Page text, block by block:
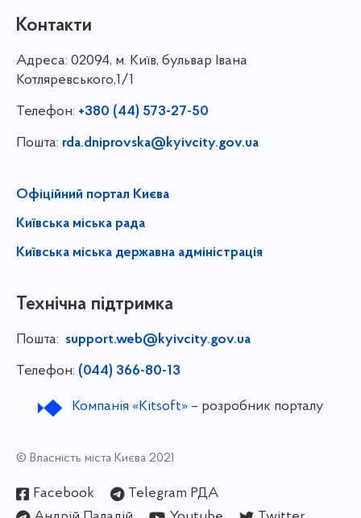
Контакти
Адреса: 02094, м. Київ, бульвар Івана
Котляревського,1/1
Телефон: +380 (44) 573-27-50
Пошта: rda.dniprovska@kyivcity.gov.ua
Офіційний портал Києва
Київська міська рада
Київська міська державна адміністрація
Технічна підтримка
Пошта: support.web@kyivcity.gov.ua
Телефон: (044) 366-80-13
Компанія «Kitsoft»– розробник порталу
© Власність міста Києва 2021
Facebook
Telegram РДА